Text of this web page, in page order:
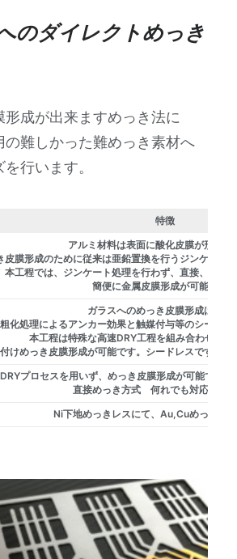
のダイレクトめっき
成が出来ますめっき法に
の難しかった難めっき素材へ
行います。
特徴
アルミ材料は表面に酸化皮膜が形成し
皮膜形成のために従来は亜鉛置換を行うジンケート
本工程では、ジンケート処理を行わず、直接、めっ
簡便に金属皮膜形成が可能です。
ガラスへのめっき皮膜形成は従来
粗化処理によるアンカー効果と触媒付与等のシード層
本工程は特殊な高速DRY工程を組み合わせるこ
けめっき皮膜形成が可能です。シードレスですの
DRYプロセスを用いず、めっき皮膜形成が可能です
直接めっき方式 何れでも対応致し
Ni下地めっきレスにて、Au,Cuめっきが